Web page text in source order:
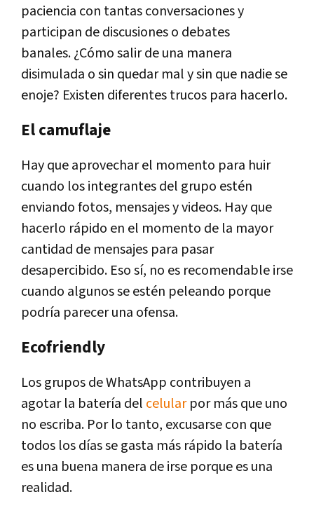
paciencia con tantas conversaciones y
participan de discusiones o debates
banales. ¿Cómo salir de una manera
disimulada o sin quedar mal y sin que nadie se
enoje? Existen diferentes trucos para hacerlo.
El camuflaje
Hay que aprovechar el momento para huir
cuando los integrantes del grupo estén
enviando fotos, mensajes y videos. Hay que
hacerlo rápido en el momento de la mayor
cantidad de mensajes para pasar
desapercibido. Eso sí, no es recomendable irse
cuando algunos se estén peleando porque
podría parecer una ofensa.
Ecofriendly
Los grupos de WhatsApp contribuyen a
agotar la batería del celularpor más que uno
no escriba. Por lo tanto, excusarse con que
todos los días se gasta más rápido la batería
es una buena manera de irse porque es una
realidad.